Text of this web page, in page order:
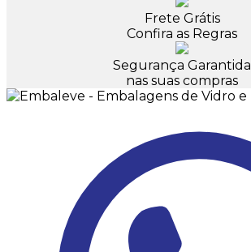
Frete Grátis
Confira as Regras
Segurança Garantida
nas suas compras